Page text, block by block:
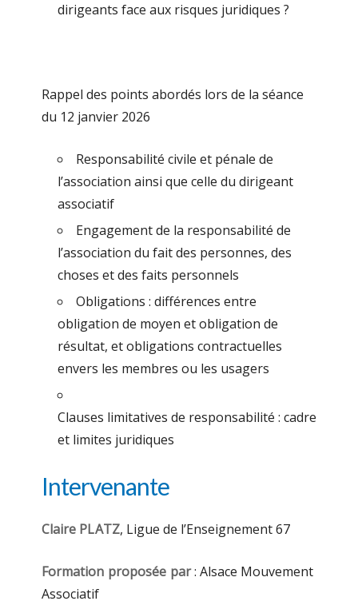
dirigeants face aux risques juridiques ?
Rappel des points abordés lors de la séance
du 12 janvier 2026
Responsabilité civile et pénale de
l’association ainsi que celle du dirigeant
associatif
Engagement de la responsabilité de
l’association du fait des personnes, des
choses et des faits personnels
Obligations : différences entre
obligation de moyen et obligation de
résultat, et obligations contractuelles
envers les membres ou les usagers
Clauses limitatives de responsabilité : cadre
et limites juridiques
Intervenante
Claire PLATZ, Ligue de l’Enseignement 67
Formation proposée par: Alsace Mouvement
Associatif